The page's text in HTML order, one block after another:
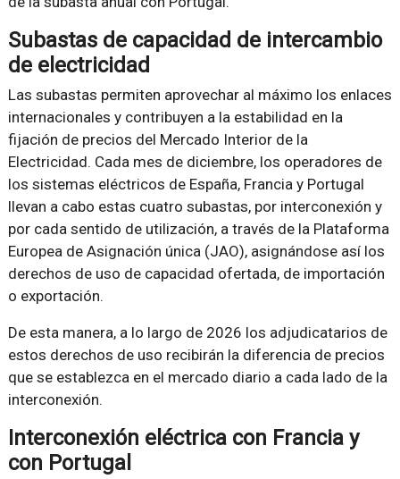
Subastas de capacidad de intercambio
de electricidad
Las subastas permiten aprovechar al máximo los enlaces
internacionales y contribuyen a la estabilidad en la
fijación de precios del Mercado Interior de la
Electricidad. Cada mes de diciembre, los operadores de
los sistemas eléctricos de España, Francia y Portugal
llevan a cabo estas cuatro subastas, por interconexión y
por cada sentido de utilización, a través de la Plataforma
Europea de Asignación única (JAO), asignándose así los
derechos de uso de capacidad ofertada, de importación
o exportación.
De esta manera, a lo largo de 2026 los adjudicatarios de
estos derechos de uso recibirán la diferencia de precios
que se establezca en el mercado diario a cada lado de la
interconexión.
Interconexión eléctrica con Francia y
con Portugal